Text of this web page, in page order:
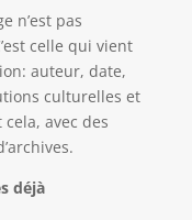
n’est pas
celle qui vient
auteur, date,
culturelles et
avec des
déjà